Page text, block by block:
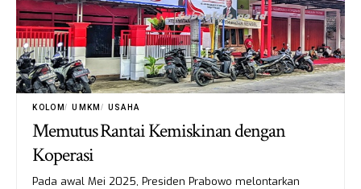
KOLOM UMKM USAHA
Memutus Rantai Kemiskinan dengan
Koperasi
Pada awal Mei 2025, Presiden Prabowo melontarkan